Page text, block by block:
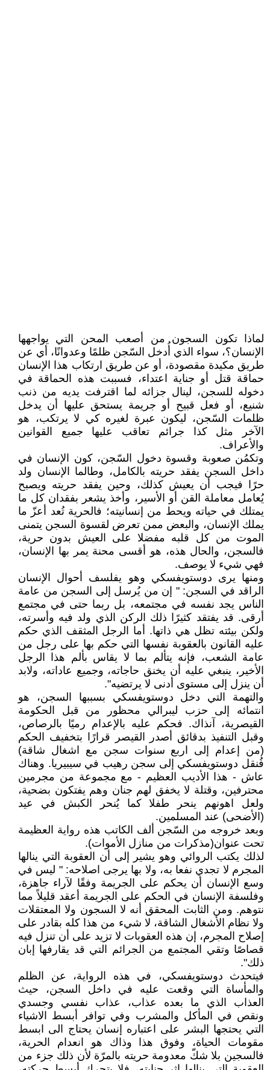
لماذا تكون السجون من أصعب المحن التي يواجهها
الإنسان؟، سواء الذي أُدخل السّجن ظلمًا وعدوانًا، أي عن
طريق مكيدة مقصودة، أو عن طريق ارتكاب هذا الإنسان
حماقة قتل أو جناية اعتداء، فسببت هذه الحماقة في
دخوله للسجن، لينال جزائه لما اقترفت يديه من ذنب
شنيع، أو فعل قبيح أو جريمة يستحق عليها أن يدخل
ظلمات السّجن، ليكون عبرة لغيره كي لا يرتكب، هو
الآخر مثل كذا جرائم تعاقب عليها جميع القوانين
والأعراف.
وتكمُن صعوبة وقسوة دخول السّجن، كون الإنسان في
داخل السجن يفقد حريته بالكامل، وطالما الإنسان ولد
حرًا فيجب أن يعيش كذلك، وحين يفقد حريته ويصبح
يُعامل معاملة القن أو الأسير، وأخذ يشعر بفقدان كل ما
يمتلك في حياته ويحط من إنسانيته؛ فالحرية تُعد أعزّ ما
يملك الإنسان، والبعض ممن تعرض لقسوة السجن يتمنى
الموت من كل قلبه مفضلا على العيش بدون حرية،
فالسجن، والحال هذه، هو أقسى محنة يمر بها الإنسان،
فهي شيء لا يوصف.
ومنها يرى دوستويفسكي وهو يفلسف أحوال الإنسان
الراقد في السجن: " إن من يُرسل إلى السجن من عامة
الناس يجد نفسه في مجتمعه، بل ربما حتى في مجتمع
أرقى. قد يفتقد كثيرًا ذلك الركن الذي ولد فيه وأسرته،
ولكن بيئته تظل هي ذاتها. أما الرجل المثقف الذي حكم
عليه القانون بالعقوبة نفسها التي حكم بها على رجل من
عامة الشعب، فإنه يتألم بما لا يقاس بألم هذا الرجل
الأخير، ينبغي عليه أن يخنق حاجاته، وجميع عاداته، ولابد
أن ينزل إلى مستوى أدنى لا يرتضيه".
والتهمة التي دخل دوستويفسكي بسببها السجن، هو
انتمائه إلى حزب ليبرالي محظور من قبل الحكومة
القيصرية، آنذاك. فحكم عليه بالإعدام رميًا بالرصاص،
وقبل التنفيذ بدقائق أصدر القيصر قرارًا بتخفيف الحكم
(من إعدام إلى اربع سنوات سجن مع اشغال شاقة)
فُنقل دوستويفسكي إلى سجن رهيب في سيبيريا. وهناك
عاش - هذا الأديب العظيم - مع مجموعة من مجرمين
محترفين، وقتلة لا يخفق لهم جنان وهم يفتكون بضحية،
ولعل اهونهم ينحر طفلا كما يُنحر الكبش في عيد
(الأضحى) عند المسلمين.
وبعد خروجه من السّجن ألف الكاتب هذه رواية العظيمة
تحت عنوان(مذكرات من منازل الأموات).
لذلك يكتب الروائي وهو يشير إلى أن العقوبة التي ينالها
المجرم لا تجدي نفعا به، ولا بها يرجى اصلاحه: " ليس في
وسع الإنسان أن يحكم على الجريمة وفقًا لآراء جاهزة،
وفلسفة الإنسان في الحكم على الجريمة أعقد قليلاً مما
نتوهم. ومن الثابت المحقق أنه لا السجون ولا المعتقلات
ولا نظام الأشغال الشاقة، لا شيء من هذا كله بقادر على
إصلاح المجرم، إن هذه العقوبات لا تزيد على أن تنزل فيه
قصاصًا وتقي المجتمع من الجرائم التي قد يقارفها إبان
ذلك".
فيتحدث دوستويفسكي، في هذه الرواية، عن الظلم
والمأساة التي وقعت عليه في داخل السجن، حيث
العذاب الذي ما بعده عذاب، عذاب نفسي وجسدي
ونقص في المأكل والمشرب وفي توافر أبسط الاشياء
التي يحتجها البشر على اعتباره إنسان يحتاج الى ابسط
مقومات الحياة، وفوق هذا وذاك هو انعدام الحرية،
فالسجين بلا شكّ معدومة حريته بالمرّة لأن ذلك جزء من